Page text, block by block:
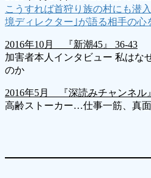
こうすれば首狩り族の村にも潜
境ディレクター｣が語る相手の心
2016年10月 『新潮45』 36-43
加害者本人インタビュー 私はな
のか
2016年5月 『深読みチャンネル
高齢ストーカー…仕事一筋、真